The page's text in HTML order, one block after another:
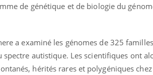
de génétique et de biologie du
a examiné les génomes de 325
spectre autistique. Les scientifiques ont
hérités rares et polygéniques